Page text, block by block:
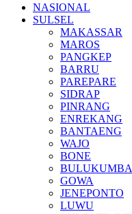
NASIONAL
SULSEL
MAKASSAR
MAROS
PANGKEP
BARRU
PAREPARE
SIDRAP
PINRANG
ENREKANG
BANTAENG
WAJO
BONE
BULUKUMBA
GOWA
JENEPONTO
LUWU